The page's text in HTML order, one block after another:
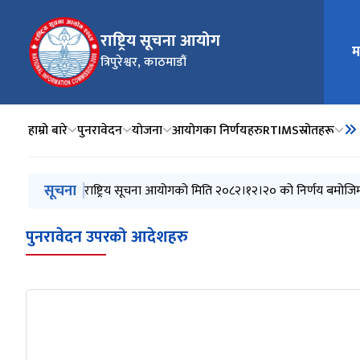
राष्ट्रिय सूचना आयोग
त्रिपुरेश्वर, काठमाडौं
मुख्य
हाम्रो बारे पुनरावेदन योजना आयोगका निर्णयहरुRTIMSस्रोतहरू
मुख्य नेभिगेसनमा जानुहोस्
सूचना राष्ट्रिय सूचना आयोगको मिति २०८२।१२।२० को निर्णय
पुनरावेदन उपरको आदेशहरु